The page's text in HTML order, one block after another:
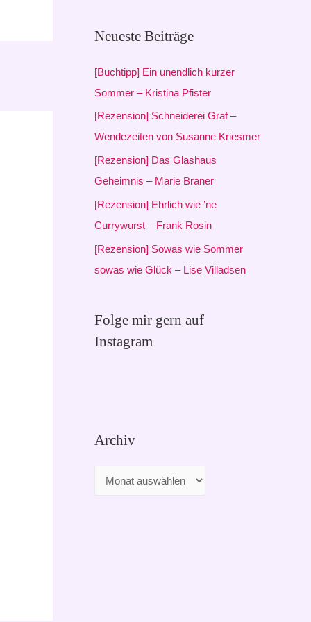
h
n
n
a
c
h
:
Neueste Beiträge
[Buchtipp] Ein unendlich kurzer
Sommer – Kristina Pfister
[Rezension] Schneiderei Graf –
Wendezeiten von Susanne Kriesmer
[Rezension] Das Glashaus
Geheimnis – Marie Braner
[Rezension] Ehrlich wie ’ne
Currywurst – Frank Rosin
[Rezension] Sowas wie Sommer
sowas wie Glück – Lise Villadsen
Folge mir gern auf
Instagram
Archiv